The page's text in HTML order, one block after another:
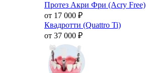
Протез Акри Фри (Acry Free)
от 17 000 ₽
Квадротти (Quattro Ti)
от 37 000 ₽